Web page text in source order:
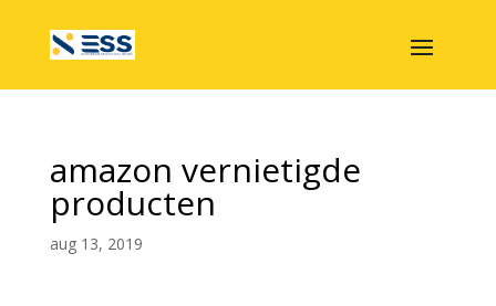
amazon vernietigde
producten
aug 13, 2019